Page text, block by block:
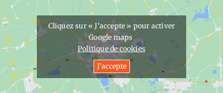
Cliquez sur « J’accepte » pour activer
Google maps
Politique de cookies
J’accepte